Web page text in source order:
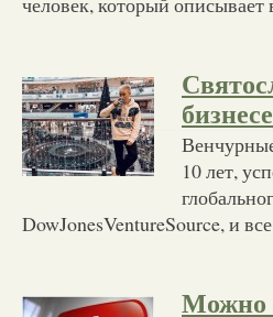
10 лет,
DowJonesVentureSource, и
Можно